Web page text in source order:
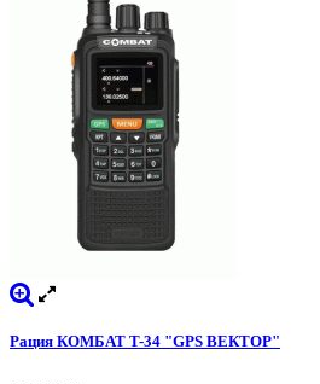
Рация КОМБАТ T-34 "GPS ВЕКТОР"